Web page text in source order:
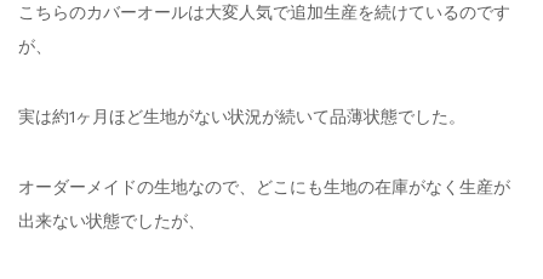
こちらのカバーオールは大変人気で追加生産を続けているのです
が、
実は約1ヶ月ほど生地がない状況が続いて品薄状態でした。
オーダーメイドの生地なので、どこにも生地の在庫がなく生産が
出来ない状態でしたが、